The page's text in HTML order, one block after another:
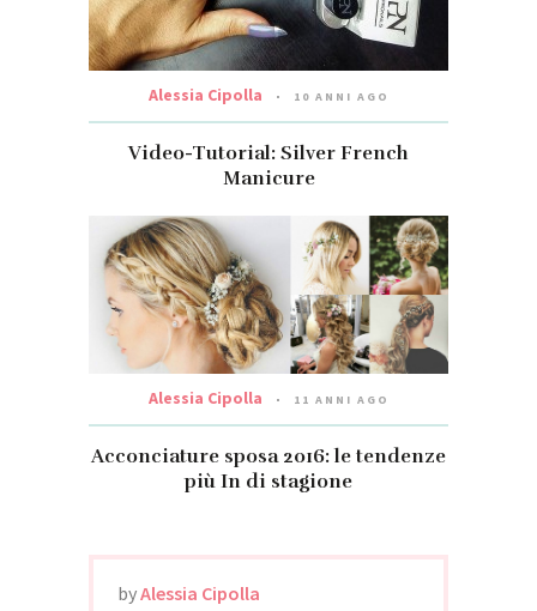
Alessia Cipolla 10 ANNI AGO
Video-Tutorial: Silver French
Manicure
Alessia Cipolla 11 ANNI AGO
Acconciature sposa 2016: le tendenze
più In di stagione
byAlessia Cipolla